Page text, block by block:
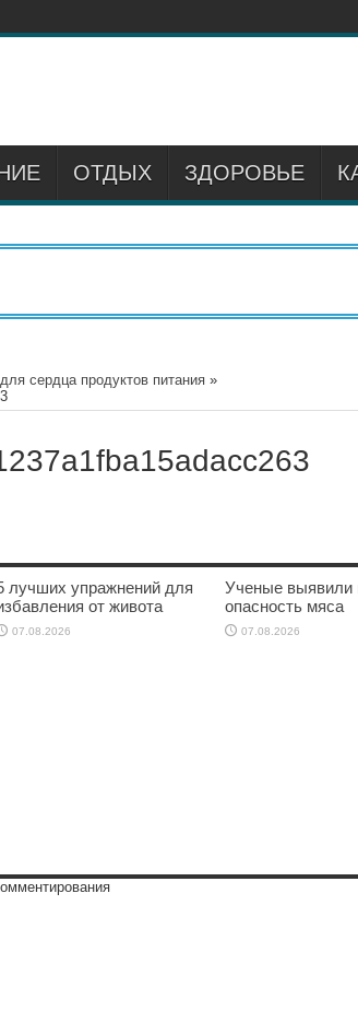
ОТДЫХ ЗДОРОВЬЕ
сердца продуктов питания »
лучших упражнений для
от живота
07.08.2026
Ученые выявили
опасность мяса
07.08.2026